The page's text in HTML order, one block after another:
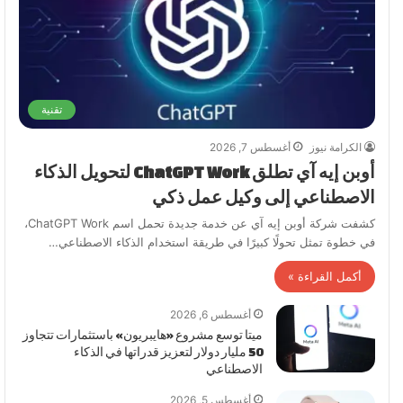
تقنية
الكرامة نيوز أغسطس 7, 2026
أوبن إيه آي تطلق ChatGPT Work لتحويل الذكاء
الاصطناعي إلى وكيل عمل ذكي
كشفت شركة أوبن إيه آي عن خدمة جديدة تحمل اسم ChatGPT Work،
في خطوة تمثل تحولًا كبيرًا في طريقة استخدام الذكاء الاصطناعي…
أكمل القراءة »
أغسطس 6, 2026
ميتا توسع مشروع «هايبريون» باستثمارات تتجاوز
50 مليار دولار لتعزيز قدراتها في الذكاء
الاصطناعي
أغسطس 5, 2026